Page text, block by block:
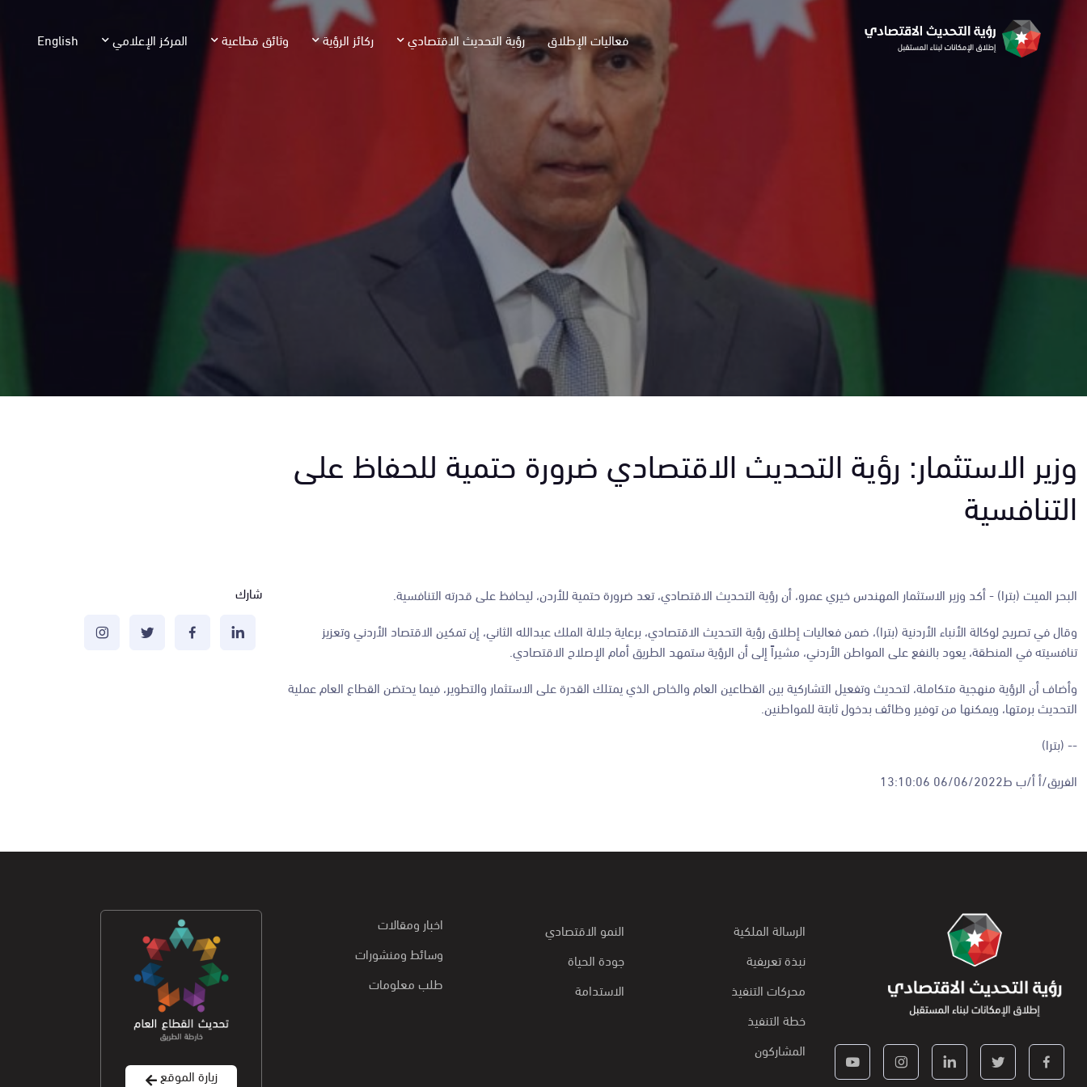
فعاليات الإطلاق رؤية التحديث الاقتصادي ركائز الرؤية وثائق قطاعية المركز الإعلامي English
وزير الاستثمار: رؤية التحديث الاقتصادي ضرورة حتمية للحفاظ على
التنافسية
البحر الميت (بترا) - أكد وزير الاستثمار المهندس خيري عمرو، أن رؤية التحديث الاقتصادي، تعد ضرورة حتمية للأردن، ليحافظ على قدرته التنافسية.
وقال في تصريح لوكالة الأنباء الأردنية (بترا)، ضمن فعاليات إطلاق رؤية التحديث الاقتصادي، برعاية جلالة الملك عبدالله الثاني، إن تمكين الاقتصاد الأردني وتعزيز
تنافسيته في المنطقة، يعود بالنفع على المواطن الأردني، مشيراً إلى أن الرؤية ستمهد الطريق أمام الإصلاح الاقتصادي.
وأضاف أن الرؤية منهجية متكاملة، لتحديث وتفعيل التشاركية بين القطاعين العام والخاص الذي يمتلك القدرة على الاستثمار والتطوير، فيما يحتضن القطاع العام عملية
التحديث برمتها، ويمكنها من توفير وظائف بدخول ثابتة للمواطنين.
-- (بترا)
الفريق/أ أ/ب ط06/06/2022 13:10:06
شارك
الرسالة الملكية
نبذة تعريفية
محركات التنفيذ
خطة التنفيذ
المشاركون
النمو الاقتصادي
جودة الحياة
الاستدامة
اخبار ومقالات
وسائط ومنشورات
طلب معلومات
زيارة الموقع